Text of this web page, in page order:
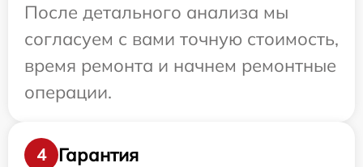
После детального анализа мы
согласуем с вами точную стоимость,
время ремонта и начнем ремонтные
операции.
4
Гарантия